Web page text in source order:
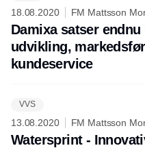
18.08.2020
FM Mattsson
Danmark ApS
Damixa satser endnu
udvikling,
kundeservice
VVS
13.08.2020
FM Mattsson
Danmark ApS
Watersprint -